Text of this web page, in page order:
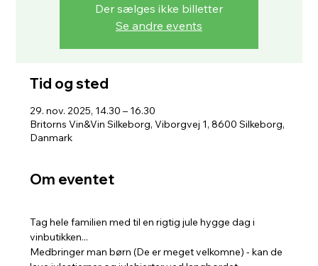
Der sælges ikke billetter
Se andre events
Tid og sted
29. nov. 2025, 14.30 – 16.30
Britorns Vin&Vin Silkeborg, Viborgvej 1, 8600 Silkeborg,
Danmark
Om eventet
Tag hele familien med til en rigtig jule hygge dag i
vinbutikken...
Medbringer man børn (De er meget velkomne) - kan de